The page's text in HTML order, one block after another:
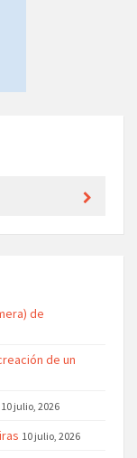
de
de un
10 julio, 2026
10 julio, 2026